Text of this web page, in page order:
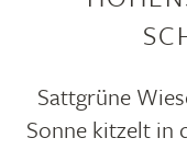
Sattgrüne
Sonne kitzelt in